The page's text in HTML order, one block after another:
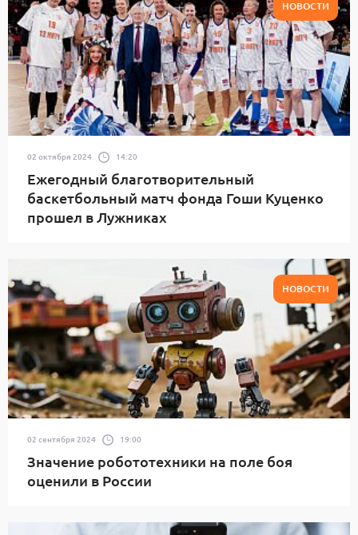
НОВОСТИ
02 октября 2024 14:20
Ежегодный благотворительный
баскетбольный матч фонда Гоши Куценко
прошел в Лужниках
НОВОСТИ
02 сентября 2024 19:00
Значение робототехники на поле боя
оценили в России